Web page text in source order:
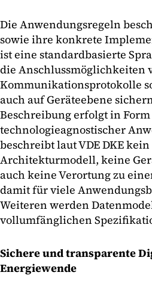
Die Anwendungsregeln
sowie ihre konkrete
ist eine standardbasierte
die Anschlussmöglichkeiten
Kommunikationsprotokolle
auch auf Geräteebene
Beschreibung erfolgt in
technologieagnostischer
beschreibt laut VDE DKE
Architekturmodell, keine
auch keine Verortung zu
damit für viele
Weiteren werden
vollumfänglichen
Sichere und transparente
Energiewende